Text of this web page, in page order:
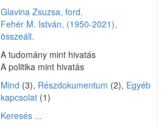
Glavina Zsuzsa, ford.
Fehér M. István, (1950-2021),
összeáll.
A tudomány mint hivatás
A politika mint hivatás
Mind (3), Részdokumentum (2), Egyéb
kapcsolat (1)
Keresés ...